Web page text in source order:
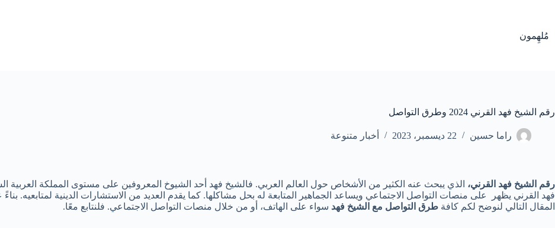
مُلهِمون
رقم الشيخ فهد القرني 2024 وطرق التواصل
راما حسين 22 ديسمبر، 2023 أخبار متنوعة
رقم الشيخ فهد القرني، الذي يبحث عنه الكثير من الأشخاص حول العالم العربي. فالشيخ فهد أحد الشيوخ المعروفين على مستوى المملكة
فهد القرني يظهر على منصات التواصل الاجتماعي ويساعد الجماهير المتابعة له بحل مشاكلها. كما يقدم العديد من الاستشارات الدينية لمتابعيه.
المقال التالي لنوضح لكم كافة طرق التواصل مع الشيخ فهد سواء على الهاتف، أو من خلال منصات التواصل الاجتماعي. فلنتابع معًا.